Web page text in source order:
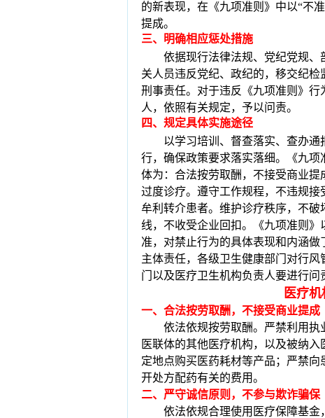
的新表现，在《九项准则》中以“不
提成。
三、 明确相应惩处措施
依据现行法律法规、党纪党规
关人员违反党纪、政纪的，移交纪
刑事责任。对于违反《九项准则》
人，依照有关规定，予以问责。
四、 规定具体实施途径
以学习培训、督查落实、查办
行，确保政策要求落实落细。
《九
体为：合法按劳取酬，不接受商业
过度诊疗。遵守工作规程，不违规
牟利转介患者。维护诊疗秩序，不
线，不收受企业回扣。
《九项准则
准，对禁止行为的具体表现和内涵
主体责任，各级卫生健康部门对行
门以及医疗卫生机构负责人要进行问
医疗
一、合法按劳取酬，不接受商业提成
依法依规按劳取酬。严禁利用
医联体的其他医疗机构，以及被纳入
定地点购买医药耗材等产品；严禁
开处方配药有关的费用。
二、严守诚信原则，不参与欺诈骗保
依法依规合理使用医疗保障基